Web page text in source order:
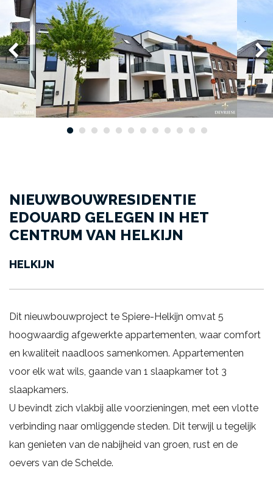
NIEUWBOUWRESIDENTIE
EDOUARD GELEGEN IN HET
CENTRUM VAN HELKIJN
HELKIJN
Dit nieuwbouwproject te Spiere-Helkijn omvat 5
hoogwaardig afgewerkte appartementen, waar comfort
en kwaliteit naadloos samenkomen. Appartementen
voor elk wat wils, gaande van 1 slaapkamer tot 3
slaapkamers.
U bevindt zich vlakbij alle voorzieningen, met een vlotte
verbinding naar omliggende steden. Dit terwijl u tegelijk
kan genieten van de nabijheid van groen, rust en de
oevers van de Schelde.